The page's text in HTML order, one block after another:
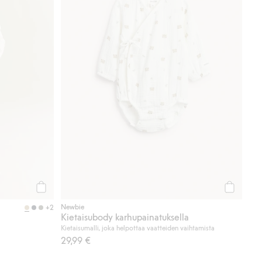
+2 Newbie
Kietaisubody karhupainatuksella
Kietaisumalli, joka helpottaa vaatteiden vaihtamista
29,99 €